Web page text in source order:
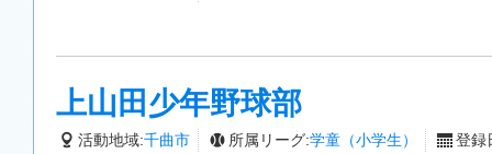
上山田少年野球部
活動地域:千曲市 所属リーグ:学童（小学生） 登録